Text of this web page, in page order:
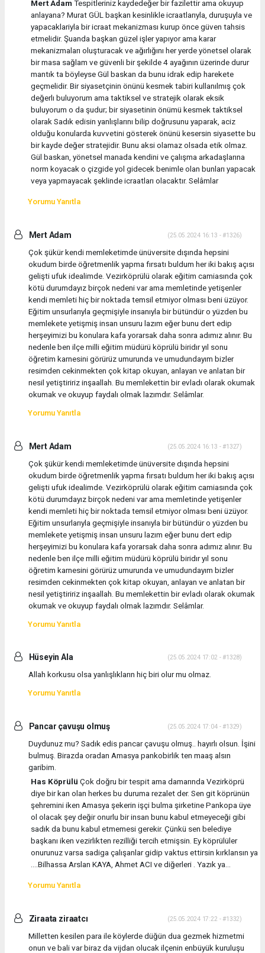
Mert Adam Tespitleriniz kaydedeğer bir fazilettir ama okuyup
anlayana? Murat GÜL başkan kesinlikle icraatlarıyla, duruşuyla ve
yapacaklariyla bir icraat mekanizması kurup önce güven tahsis
etmelidir. Şuanda başkan güzel işler yapıyor ama karar
mekanizmaları oluşturacak ve ağırlığını her yerde yönetsel olarak
bir masa sağlam ve güvenli bir şekilde 4 ayağının üzerinde durur
mantık ta böyleyse Gül baskan da bunu idrak edip harekete
geçmelidir. Bir siyasetçinin önünü kesmek tabiri kullanılmış çok
değerlı buluyorum ama taktiksel ve stratejik olarak eksik
buluyorum o da şudur; bir siyasetinin önümü kesmek taktiksel
olarak Sadık edisin yanlışlarını bilip doğrusunu yaparak, aciz
olduğu konularda kuvvetini gösterek önünü kesersin siyasette bu
bir kayde değer stratejidir. Bunu aksi olamaz olsada etik olmaz.
Gül baskan, yönetsel manada kendini ve çalışma arkadaşlarına
norm koyacak o çizgide yol gidecek benimle olan bunları yapacak
veya yapmayacak şeklinde icraatları olacaktır. Selâmlar
Yorumu Yanıtla
Mert Adam (25.05.2024 16:13 - #1326)
Çok şükür kendi memleketimde ünüversite dışında hepsini
okudum birde öğretmenlik yapma fırsatı buldum her iki bakış açısı
gelişti ufuk idealimde. Vezirköprülü olarak eğitim camiasında çok
kötü durumdayız birçok nedeni var ama memletinde yetişenler
kendi memleti hiç bir noktada temsil etmiyor olması beni üzüyor.
Eğitim unsurlarıyla geçmişiyle insanıyla bir bütündür o yüzden bu
memlekete yetişmiş insan unsuru lazım eğer bunu dert edip
herşeyimizi bu konulara kafa yorarsak daha sonra adımız alınır. Bu
nedenle ben ilçe milli eğitim müdürü köprülü biridır yıl sonu
öğretim karnesini görürüz umurunda ve umudundayım bizler
resimden cekinmekten çok kitap okuyan, anlayan ve anlatan bir
nesil yetiştiririz inşaallah. Bu memlekettin bir evladı olarak okumak
okumak ve okuyup faydalı olmak lazımdır. Selâmlar.
Yorumu Yanıtla
Mert Adam (25.05.2024 16:13 - #1327)
Çok şükür kendi memleketimde ünüversite dışında hepsini
okudum birde öğretmenlik yapma fırsatı buldum her iki bakış açısı
gelişti ufuk idealimde. Vezirköprülü olarak eğitim camiasında çok
kötü durumdayız birçok nedeni var ama memletinde yetişenler
kendi memleti hiç bir noktada temsil etmiyor olması beni üzüyor.
Eğitim unsurlarıyla geçmişiyle insanıyla bir bütündür o yüzden bu
memlekete yetişmiş insan unsuru lazım eğer bunu dert edip
herşeyimizi bu konulara kafa yorarsak daha sonra adımız alınır. Bu
nedenle ben ilçe milli eğitim müdürü köprülü biridır yıl sonu
öğretim karnesini görürüz umurunda ve umudundayım bizler
resimden cekinmekten çok kitap okuyan, anlayan ve anlatan bir
nesil yetiştiririz inşaallah. Bu memlekettin bir evladı olarak okumak
okumak ve okuyup faydalı olmak lazımdır. Selâmlar.
Yorumu Yanıtla
Hüseyin Ala (25.05.2024 17:02 - #1328)
Allah korkusu olsa yanlışlıkların hiç biri olur mu olmaz.
Yorumu Yanıtla
Pancar çavuşu olmuş (25.05.2024 17:04 - #1329)
Duydunuz mu? Sadık edis pancar çavuşu olmuş.. hayırlı olsun. İşini
bulmuş. Birazda oradan Amasya pankobirlik ten maaş alsın
garibim.
Has Köprülü Çok doğru bir tespit ama damarında Vezirköprü
diye bir kan olan herkes bu duruma rezalet der. Sen git köprünün
şehremini iken Amasya şekerin işçi bulma şirketine Pankopa üye
ol olacak şey değir onurlu bir insan bunu kabul etmeyeceği gibi
sadık da bunu kabul etmemesi gerekir. Çünkü sen belediye
başkanı iken vezirlikten rezilliği tercih etmişsin. Ey köprülüler
onurunuz varsa sadiga çalışanlar gidip vaktus ettirsin kırklansın ya
....Bilhassa Arslan KAYA, Ahmet ACI ve diğerleri . Yazık ya...
Yorumu Yanıtla
Ziraata ziraatcı (25.05.2024 17:22 - #1332)
Milletten kesilen para ile köylerde düğün dua gezmek hizmetmi
onun ve bali var biraz da vijdan olucak ilçenin enbüyük kuruluşu